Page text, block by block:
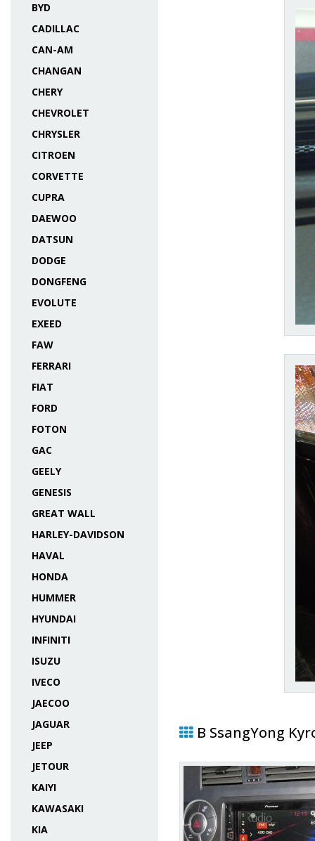
BYD
CADILLAC
CAN-AM
CHANGAN
CHERY
CHEVROLET
CHRYSLER
CITROEN
CORVETTE
CUPRA
DAEWOO
DATSUN
DODGE
DONGFENG
EVOLUTE
EXEED
FAW
FERRARI
FIAT
FORD
FOTON
GAC
GEELY
GENESIS
GREAT WALL
HARLEY-DAVIDSON
HAVAL
HONDA
HUMMER
HYUNDAI
INFINITI
ISUZU
IVECO
JAECOO
JAGUAR
JEEP
JETOUR
KAIYI
KAWASAKI
KIA
В SsangYong